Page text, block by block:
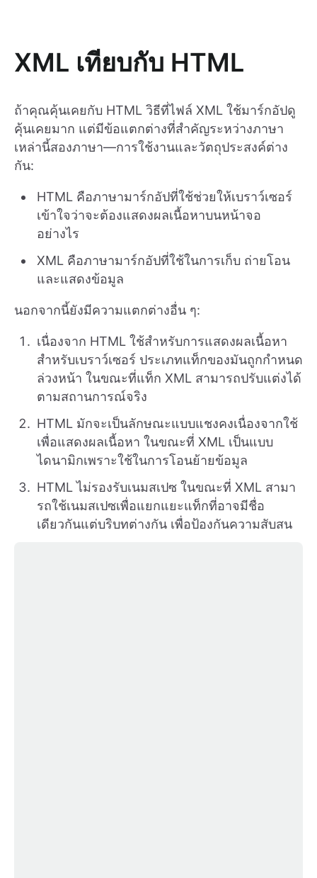
XML เทียบกับ HTML
ถ้าคุณคุ้นเคยกับ HTML วิธีที่ไฟล์ XML ใช้มาร์กอัปดู
คุ้นเคยมาก แต่มีข้อแตกต่างที่สำคัญระหว่างภาษา
เหล่านี้สองภาษา—การใช้งานและวัตถุประสงค์ต่าง
กัน:
HTML คือภาษามาร์กอัปที่ใช้ช่วยให้เบราว์เซอร์
เข้าใจว่าจะต้องแสดงผลเนื้อหาบนหน้าจอ
อย่างไร
XML คือภาษามาร์กอัปที่ใช้ในการเก็บ ถ่ายโอน
และแสดงข้อมูล
นอกจากนี้ยังมีความแตกต่างอื่น ๆ:
เนื่องจาก HTML ใช้สำหรับการแสดงผลเนื้อหา
สำหรับเบราว์เซอร์ ประเภทแท็กของมันถูกกำหนด
ล่วงหน้า ในขณะที่แท็ก XML สามารถปรับแต่งได้
ตามสถานการณ์จริง
HTML มักจะเป็นลักษณะแบบแชงคงเนื่องจากใช้
เพื่อแสดงผลเนื้อหา ในขณะที่ XML เป็นแบบ
ไดนามิกเพราะใช้ในการโอนย้ายข้อมูล
HTML ไม่รองรับเนมสเปซ ในขณะที่ XML สามา
รถใช้เนมสเปซเพื่อแยกแยะแท็กที่อาจมีชื่อ
เดียวกันแต่บริบทต่างกัน เพื่อป้องกันความสับสน